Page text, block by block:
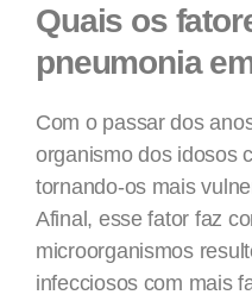
Quais os
pneumonia
Com o passar dos
organismo dos idosos
tornando-os mais
Afinal, esse fator faz
microorganismos
infecciosos com mais